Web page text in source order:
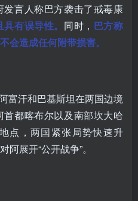
言人称巴方袭击了戒毒康
有误导性。 同时， 巴方称
会造成任何附带损害。
富汗和巴基斯坦在两国边境
都喀布尔以及南部坎大哈
点，两国紧张局势快速升
展开“公开战争”。